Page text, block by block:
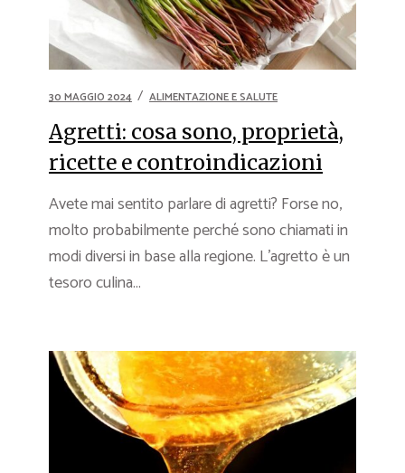
30 MAGGIO 2024 ALIMENTAZIONE E SALUTE
Agretti: cosa sono, proprietà,
ricette e controindicazioni
Avete mai sentito parlare di agretti? Forse no,
molto probabilmente perché sono chiamati in
modi diversi in base alla regione. L’agretto è un
tesoro culina...